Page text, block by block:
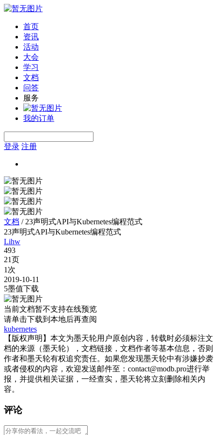
首页
资讯
活动
大会
学习
文档
问答
服务
我的订单
登录 注册
文档 / 23声明式API与Kubernetes编程范式
23声明式API与Kubernetes编程范式
Lihw
493
21页
1次
2019-10-11
5墨值下载
当前文档暂不支持在线预览
请单击下载到本地后再查阅
kubernetes
【版权声明】本文为墨天轮用户原创内容，转载时必须标注文
档的来源（墨天轮），文档链接，文档作者等基本信息，否则
作者和墨天轮有权追究责任。如果您发现墨天轮中有涉嫌抄袭
或者侵权的内容，欢迎发送邮件至：contact@modb.pro进行举
报，并提供相关证据，一经查实，墨天轮将立刻删除相关内
容。
评论